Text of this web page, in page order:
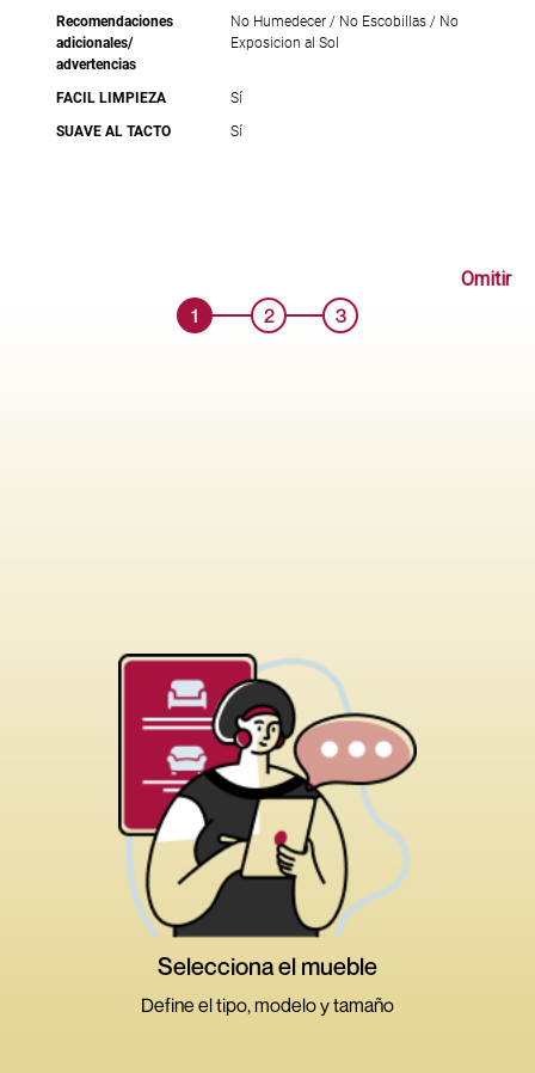
Recomendaciones
adicionales/
advertencias
No Humedecer / No Escobillas / No
Exposicion al Sol
FACIL LIMPIEZA
Sí
SUAVE AL TACTO
Sí